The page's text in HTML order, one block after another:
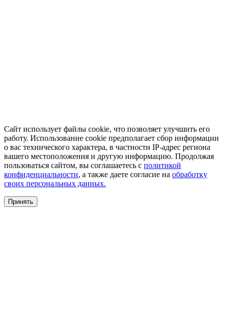
Сайт использует файлы cookie, что позволяет улучшить его
работу. Использование cookie предполагает сбор информации
о вас технического характера, в частности IP-адрес региона
вашего местоположения и другую информацию. Продолжая
пользоваться сайтом, вы соглашаетесь с политикой
конфиденциальности, а также даете согласие на обработку
своих персональных данных.
Принять